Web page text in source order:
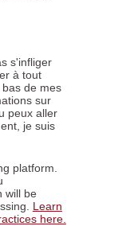
s'infliger
à tout
de mes
sur
peux aller
je suis
platform.
will be
Learn
here.